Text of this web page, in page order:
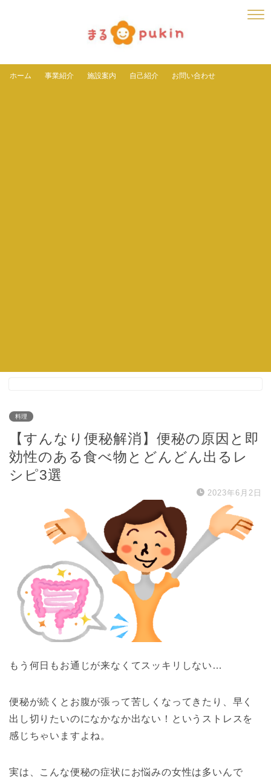
ホーム 事業紹介 施設案内 自己紹介 お問い合わせ
料理
【すんなり便秘解消】便秘の原因と即
効性のある食べ物とどんどん出るレ
シピ3選
2023年6月2日
もう何日もお通じが来なくてスッキリしない…
便秘が続くとお腹が張って苦しくなってきたり、早く
出し切りたいのになかなか出ない ！というストレスを
感じちゃいますよね。
実は、こんな便秘の症状にお悩みの女性は多いんで